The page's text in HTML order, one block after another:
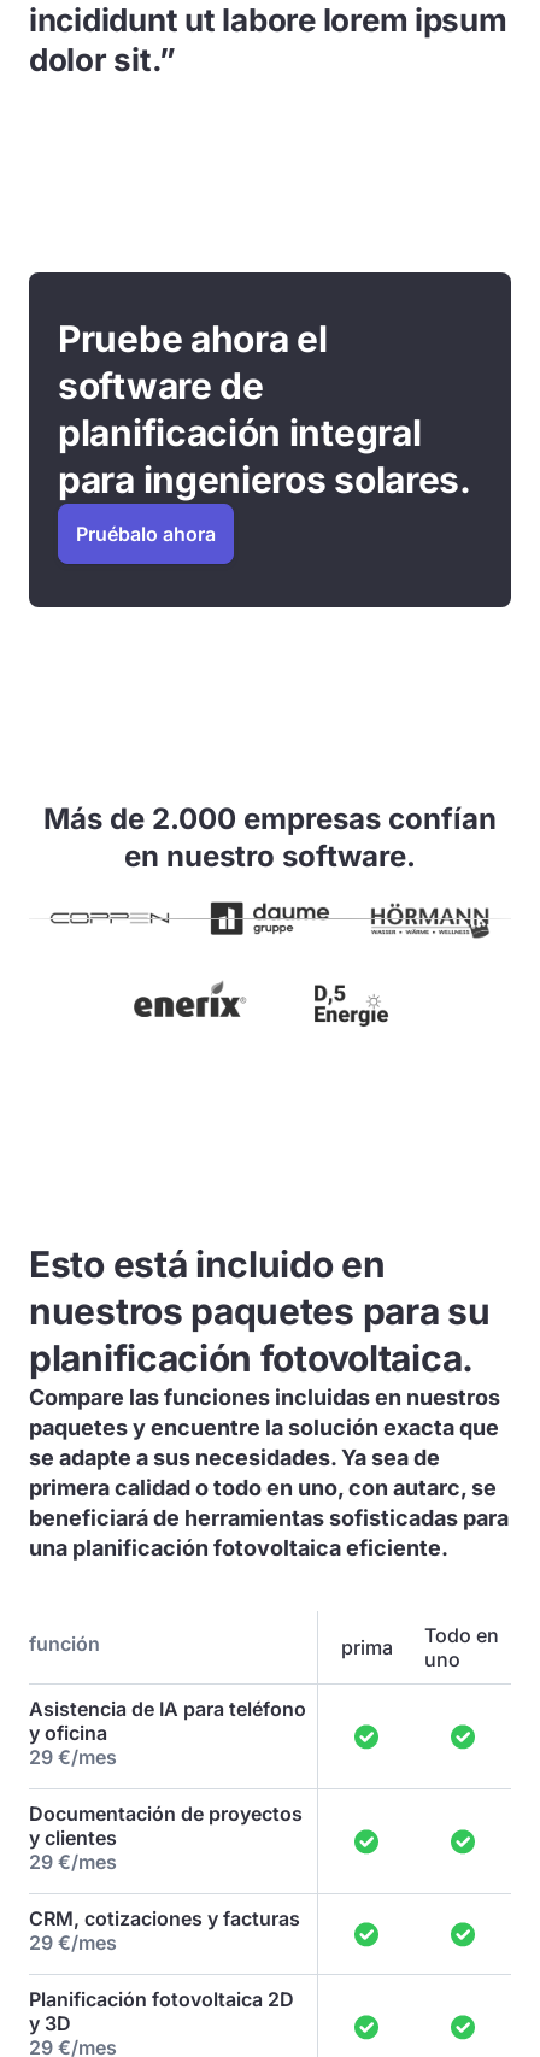
incididunt ut labore lorem ipsum
dolor sit.”
Pruebe ahora el
software de
planificación integral
para ingenieros solares.
Pruébalo ahora
Más de 2.000 empresas confían
en nuestro software.
Esto está incluido en
nuestros paquetes para su
planificación fotovoltaica.
Compare las funciones incluidas en nuestros
paquetes y encuentre la solución exacta que
se adapte a sus necesidades. Ya sea de
primera calidad o todo en uno, con autarc, se
beneficiará de herramientas sofisticadas para
una planificación fotovoltaica eficiente.
función prima
Todo en
uno
Asistencia de IA para teléfono
y oficina
29 €/mes
Documentación de proyectos
y clientes
29 €/mes
CRM, cotizaciones y facturas
29 €/mes
Planificación fotovoltaica 2D
y 3D
29 €/mes